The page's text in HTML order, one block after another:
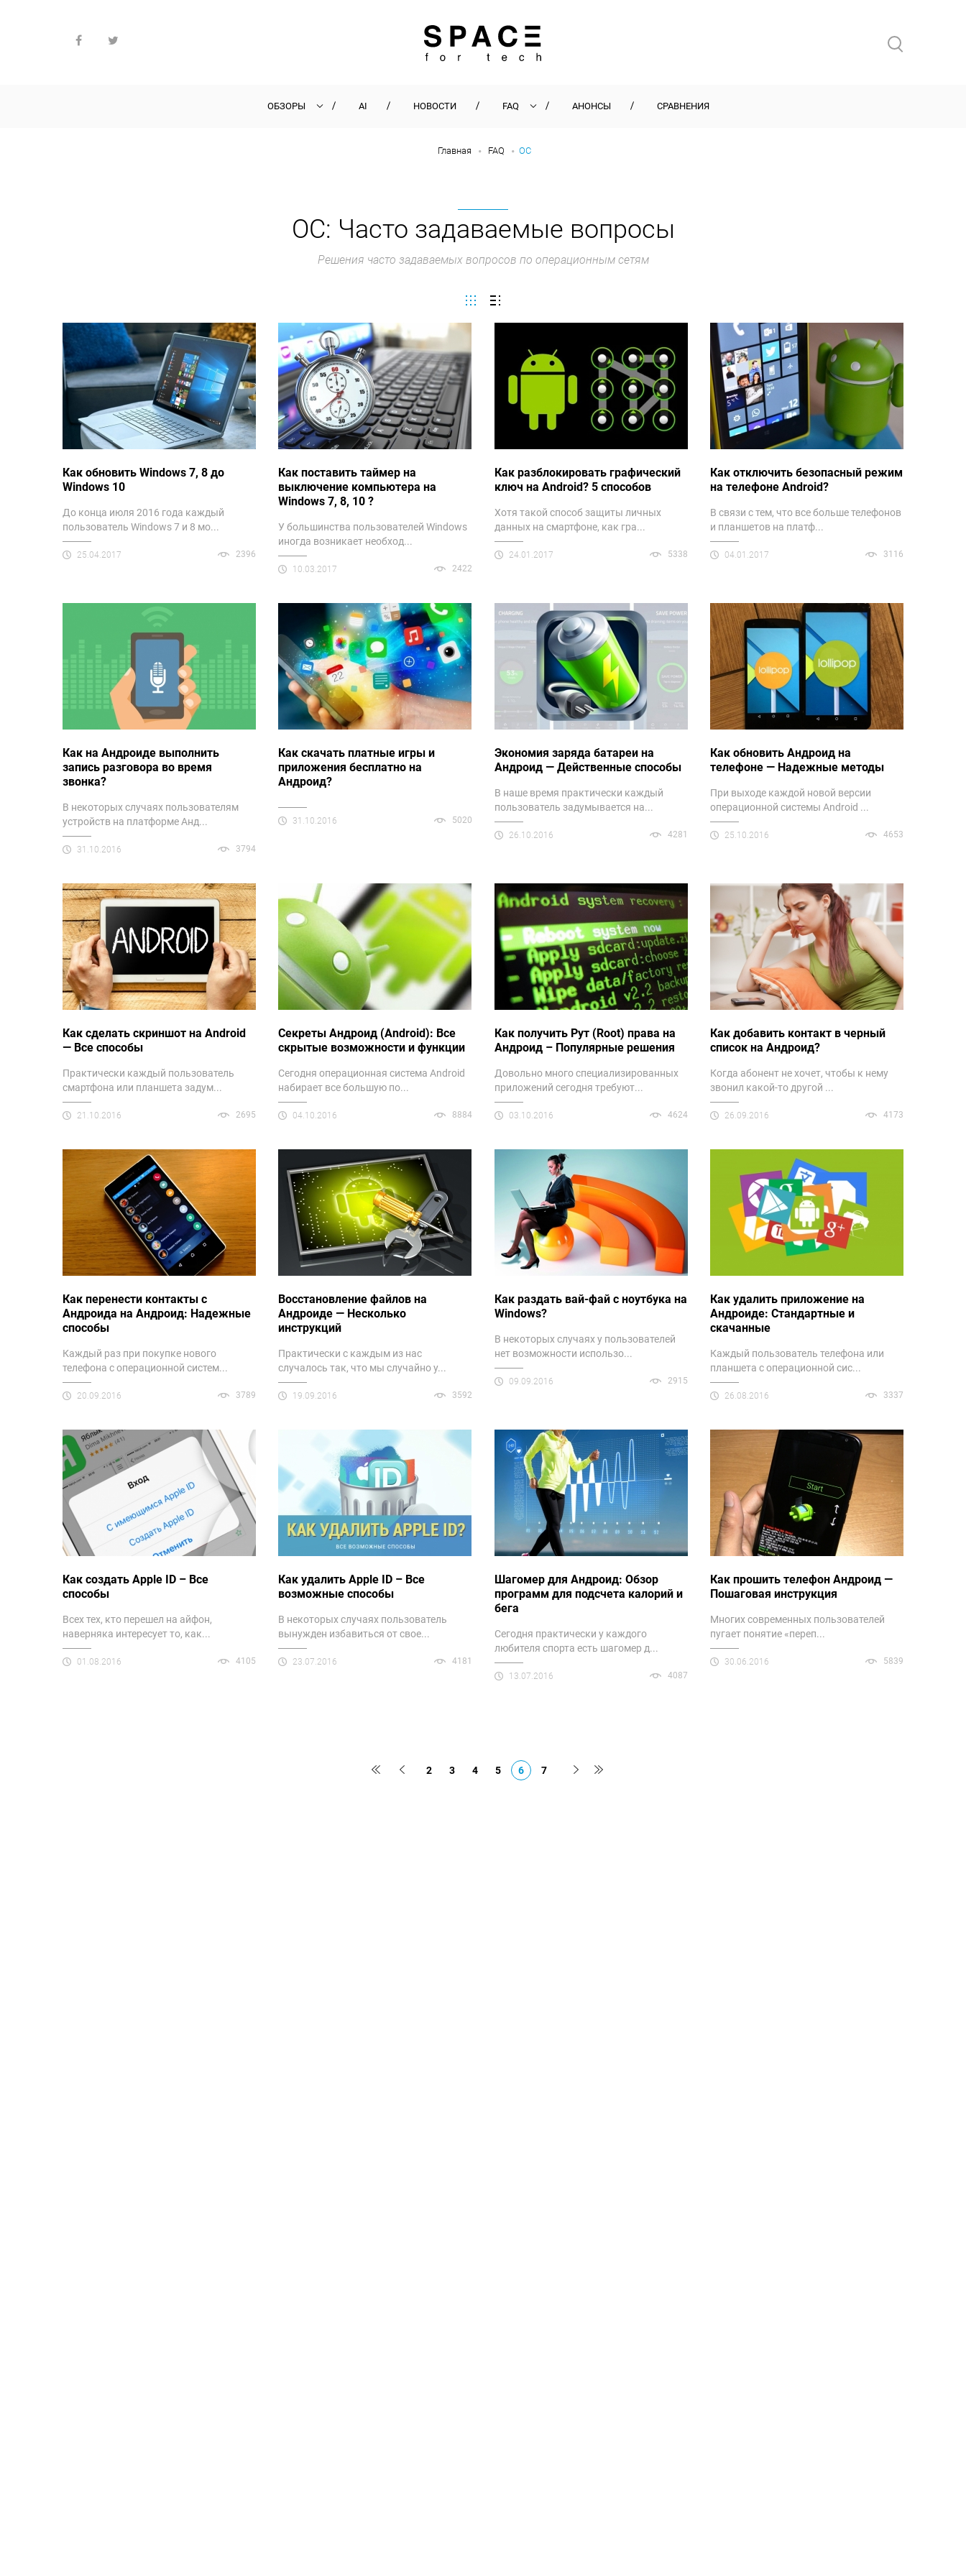
ОБЗОРЫ AI НОВОСТИ FAQ АНОНСЫ СРАВНЕНИЯ
Главная FAQ ОС
ОС: Часто задаваемые вопросы
Решения часто задаваемых вопросов по операционным сетям
Как обновить Windows 7, 8 до
Windows 10
До конца июля 2016 года каждый
пользователь Windows 7 и 8 мо...
25.04.2017 2396
Как поставить таймер на
выключение компьютера на
Windows 7, 8, 10 ?
У большинства пользователей Windows
иногда возникает необход...
10.03.2017 2422
Как разблокировать графический
ключ на Android? 5 способов
Хотя такой способ защиты личных
данных на смартфоне, как гра...
24.01.2017 5338
Как отключить безопасный режим
на телефоне Android?
В связи с тем, что все больше телефонов
и планшетов на платф...
04.01.2017 3116
Как на Андроиде выполнить
запись разговора во время
звонка?
В некоторых случаях пользователям
устройств на платформе Анд...
31.10.2016 3794
Как скачать платные игры и
приложения бесплатно на
Андроид?
31.10.2016 5020
Экономия заряда батареи на
Андроид — Действенные способы
В наше время практически каждый
пользователь задумывается на...
26.10.2016 4281
Как обновить Андроид на
телефоне — Надежные методы
При выходе каждой новой версии
операционной системы Android ...
25.10.2016 4653
Как сделать скриншот на Android
— Все способы
Практически каждый пользователь
смартфона или планшета задум...
21.10.2016 2695
Cекреты Андроид (Android): Все
скрытые возможности и функции
Сегодня операционная система Android
набирает все большую по...
04.10.2016 8884
Как получить Рут (Root) права на
Андроид – Популярные решения
Довольно много специализированных
приложений сегодня требуют...
03.10.2016 4624
Как добавить контакт в черный
список на Андроид?
Когда абонент не хочет, чтобы к нему
звонил какой-то другой ...
26.09.2016 4173
Как перенести контакты с
Андроида на Андроид: Надежные
способы
Каждый раз при покупке нового
телефона с операционной систем...
20.09.2016 3789
Восстановление файлов на
Андроиде — Несколько
инструкций
Практически с каждым из нас
случалось так, что мы случайно у...
19.09.2016 3592
Как раздать вай-фай с ноутбука на
Windows?
В некоторых случаях у пользователей
нет возможности использо...
09.09.2016 2915
Как удалить приложение на
Андроиде: Стандартные и
скачанные
Каждый пользователь телефона или
планшета с операционной сис...
26.08.2016 3337
Как создать Apple ID – Все
способы
Всех тех, кто перешел на айфон,
наверняка интересует то, как...
01.08.2016 4105
Как удалить Apple ID – Все
возможные способы
В некоторых случаях пользователь
вынужден избавиться от свое...
23.07.2016 4181
Шагомер для Андроид: Обзор
программ для подсчета калорий и
бега
Сегодня практически у каждого
любителя спорта есть шагомер д...
13.07.2016 4087
Как прошить телефон Андроид —
Пошаговая инструкция
Многих современных пользователей
пугает понятие «переп...
30.06.2016 5839
2 3 4 5 6 7